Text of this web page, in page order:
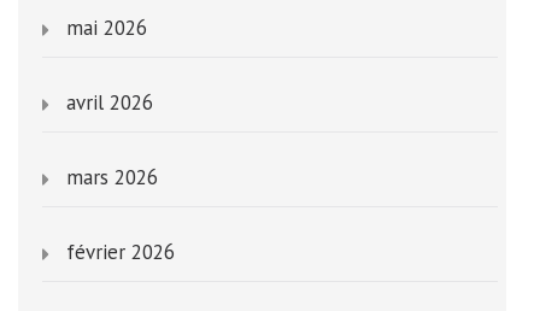
mai 2026
avril 2026
mars 2026
février 2026